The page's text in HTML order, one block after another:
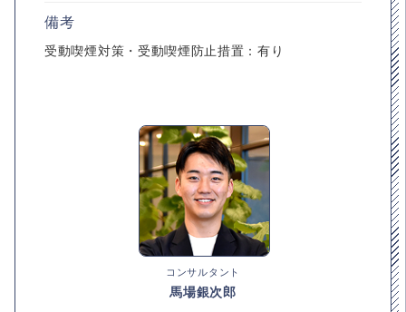
備考
受動喫煙対策・受動喫煙防止措置：有り
コンサルタント
馬場銀次郎